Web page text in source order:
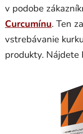
v podobe
Curcumínu. Ten
vstrebávanie
produkty. Nájdete